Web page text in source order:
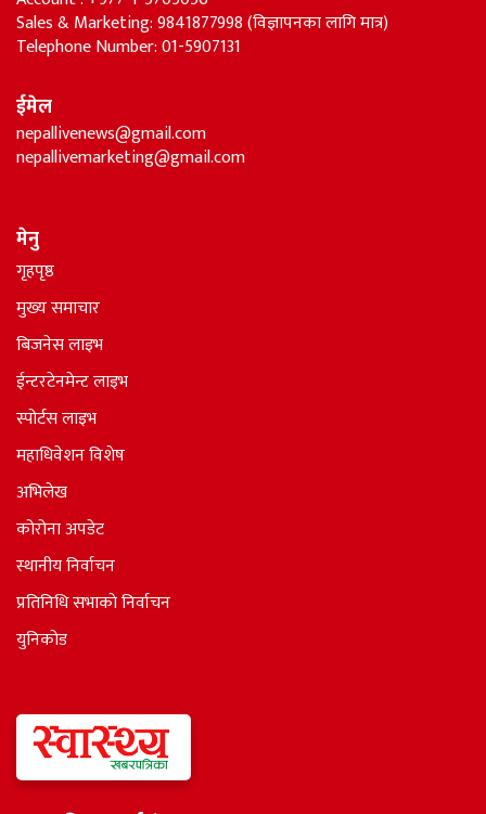
Sales & Marketing: 9841877998 (विज्ञापनका लागि मात्र)
Telephone Number: 01-5907131
ईमेल
nepallivenews@gmail.com
nepallivemarketing@gmail.com
मेनु
गृहपृष्ठ
मुख्य समाचार
बिजनेस लाइभ
ईन्टरटेनमेन्ट लाइभ
स्पोर्टस लाइभ
महाधिवेशन विशेष
अभिलेख
कोरोना अपडेट
स्थानीय निर्वाचन
प्रतिनिधि सभाकाे निर्वाचन
युनिकोड